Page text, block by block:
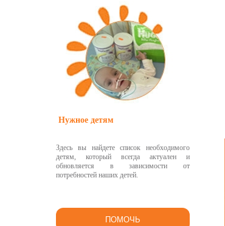
Нужное детям
Здесь вы найдете список необходимого
детям, который всегда актуален и
обновляется в зависимости от
потребностей наших детей.
ПОМОЧЬ